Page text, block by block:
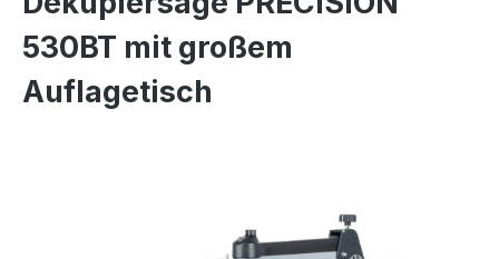
530BT mit großem
Auflagetisch